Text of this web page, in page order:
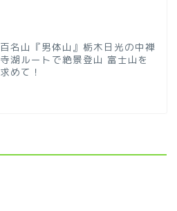
百名山『男体山』栃木日光の中禅
寺湖ルートで絶景登山 富士山を
求めて！